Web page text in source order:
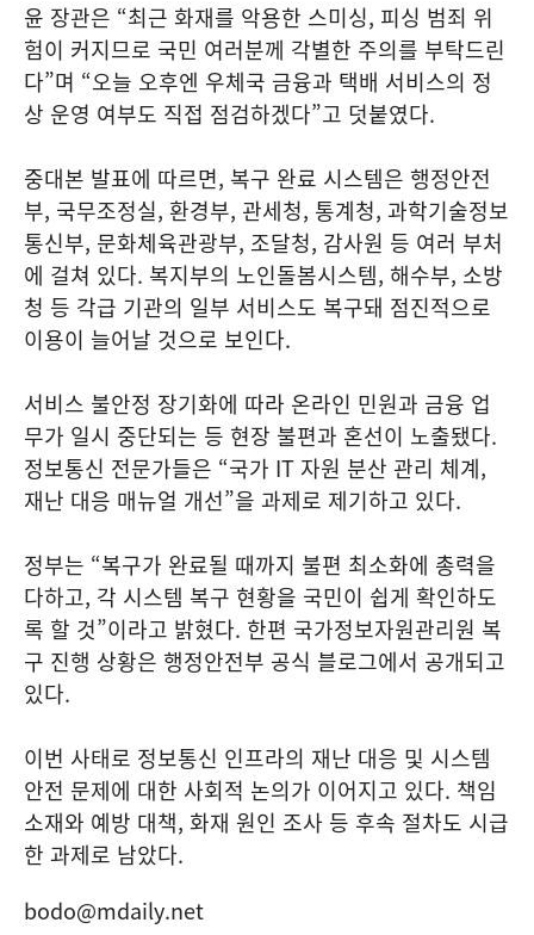
윤 장관은 “최근 화재를 악용한 스미싱, 피싱 범죄 위
험이 커지므로 국민 여러분께 각별한 주의를 부탁드린
다”며 “오늘 오후엔 우체국 금융과 택배 서비스의 정
상 운영 여부도 직접 점검하겠다”고 덧붙였다.
중대본 발표에 따르면, 복구 완료 시스템은 행정안전
부, 국무조정실, 환경부, 관세청, 통계청, 과학기술정보
통신부, 문화체육관광부, 조달청, 감사원 등 여러 부처
에 걸쳐 있다. 복지부의 노인돌봄시스템, 해수부, 소방
청 등 각급 기관의 일부 서비스도 복구돼 점진적으로
이용이 늘어날 것으로 보인다.
서비스 불안정 장기화에 따라 온라인 민원과 금융 업
무가 일시 중단되는 등 현장 불편과 혼선이 노출됐다.
정보통신 전문가들은 “국가 IT 자원 분산 관리 체계,
재난 대응 매뉴얼 개선”을 과제로 제기하고 있다.
정부는 “복구가 완료될 때까지 불편 최소화에 총력을
다하고, 각 시스템 복구 현황을 국민이 쉽게 확인하도
록 할 것”이라고 밝혔다. 한편 국가정보자원관리원 복
구 진행 상황은 행정안전부 공식 블로그에서 공개되고
있다.
이번 사태로 정보통신 인프라의 재난 대응 및 시스템
안전 문제에 대한 사회적 논의가 이어지고 있다. 책임
소재와 예방 대책, 화재 원인 조사 등 후속 절차도 시급
한 과제로 남았다.
bodo@mdaily.net